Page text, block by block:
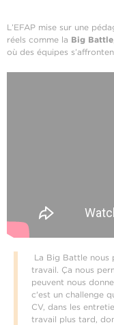
L’EFAP mise sur une
réels comme la Big Battle
où des équipes
La Big Battle nous
travail. Ça nous
peuvent nous
c'est un challenge
CV, dans les
travail plus tard,